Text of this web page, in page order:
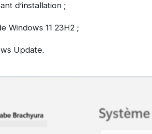
d’installation ;
Windows 11 23H2 ;
Update.